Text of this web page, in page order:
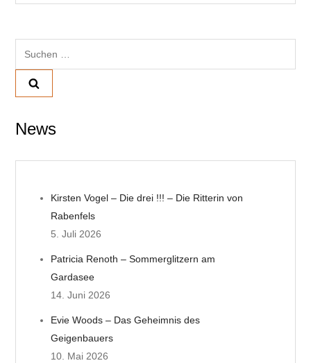
t
r
a
g
s
n
v
g
News
Kirsten Vogel – Die drei !!! – Die Ritterin von
Rabenfels
5. Juli 2026
Patricia Renoth – Sommerglitzern am
Gardasee
14. Juni 2026
Evie Woods – Das Geheimnis des
Geigenbauers
10. Mai 2026